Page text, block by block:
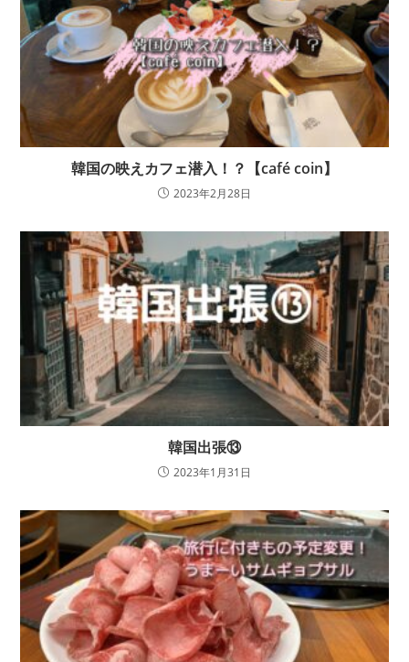
韓国の映えカフェ潜入！？【café coin】
2023年2月28日
韓国出張⑬
2023年1月31日